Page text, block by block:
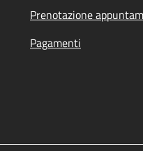
Prenotazione
Pagamenti